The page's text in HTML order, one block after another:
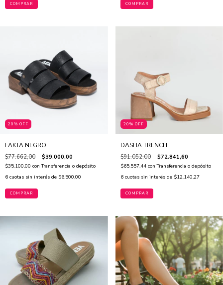
COMPRAR COMPRAR
20% OFF
FAKTA NEGRO
$77.662,00 $39.000,00
$35.100,00 con Transferencia o depósito
6 cuotas sin interés de $6.500,00
COMPRAR
20% OFF
DASHA TRENCH
$91.052,00 $72.841,60
$65.557,44 con Transferencia o depósito
6 cuotas sin interés de $12.140,27
COMPRAR